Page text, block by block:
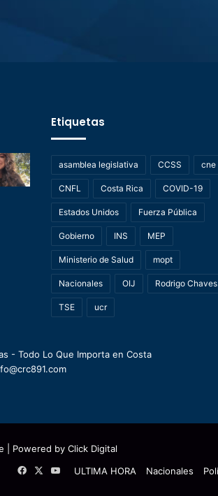
Etiquetas
asamblea legislativa CCSS cne
CNFL Costa Rica COVID-19
Estados Unidos Fuerza Pública
Gobierno INS MEP
Ministerio de Salud mopt
Nacionales OIJ Rodrigo
TSE ucr
- Todo Lo Que Importa en Costa
| Powered by Click Digital
ULTIMA HORA
Nacionales
FacebookYouTube